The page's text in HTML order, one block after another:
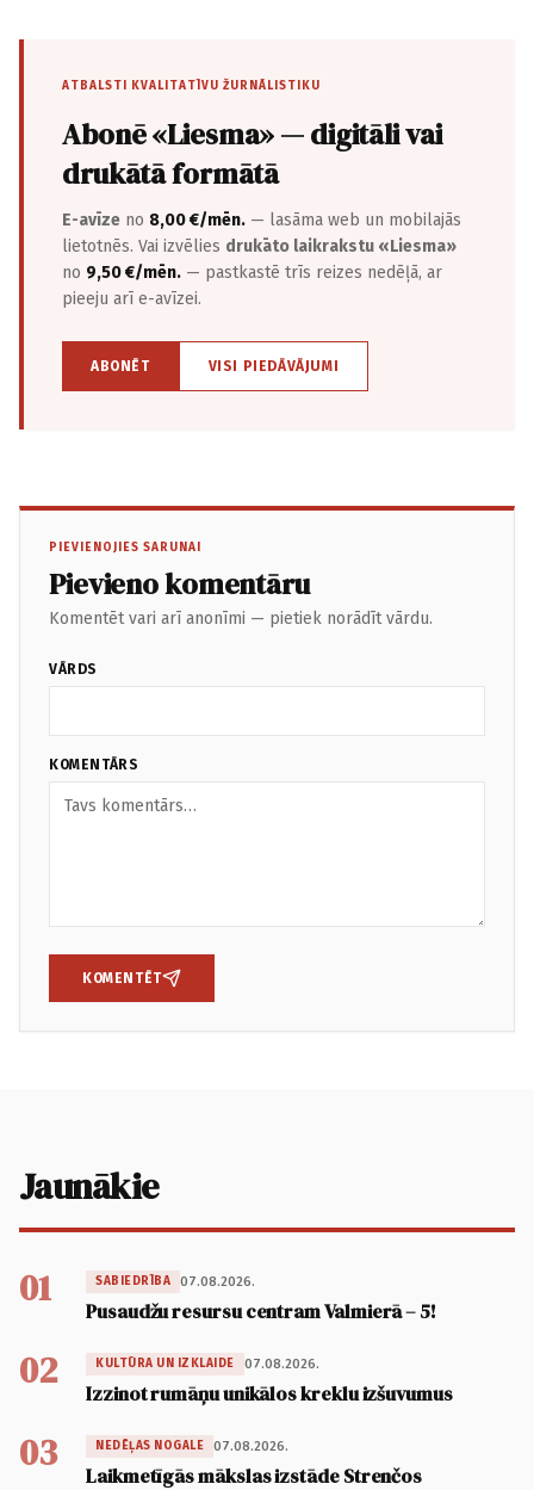
ATBALSTI KVALITATĪVU ŽURNĀLISTIKU
Abonē «Liesma» — digitāli vai
drukātā formātā
E-avīze no 8,00 €/mēn. — lasāma web un mobilajās
lietotnēs. Vai izvēlies drukāto laikrakstu «Liesma»
no 9,50 €/mēn. — pastkastē trīs reizes nedēļā, ar
pieeju arī e-avīzei.
ABONĒT VISI PIEDĀVĀJUMI
PIEVIENOJIES SARUNAI
Pievieno komentāru
Komentēt vari arī anonīmi — pietiek norādīt vārdu.
VĀRDS
KOMENTĀRS
KOMENTĒT
Jaunākie
01 SABIEDRĪBA 07.08.2026.
Pusaudžu resursu centram Valmierā – 5!
02 KULTŪRA UN IZKLAIDE 07.08.2026.
Izzinot rumāņu unikālos kreklu izšuvumus
03 NEDĒĻAS NOGALE 07.08.2026.
Laikmetīgās mākslas izstāde Strenčos